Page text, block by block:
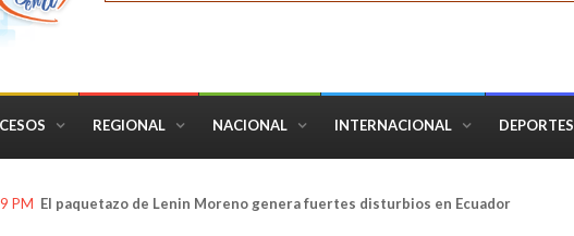
REGIONAL NACIONAL INTERNACIONAL DEPORTES
PM Tras las rejas microtraficante de marihuana en sector Bolivariano de El Tigre